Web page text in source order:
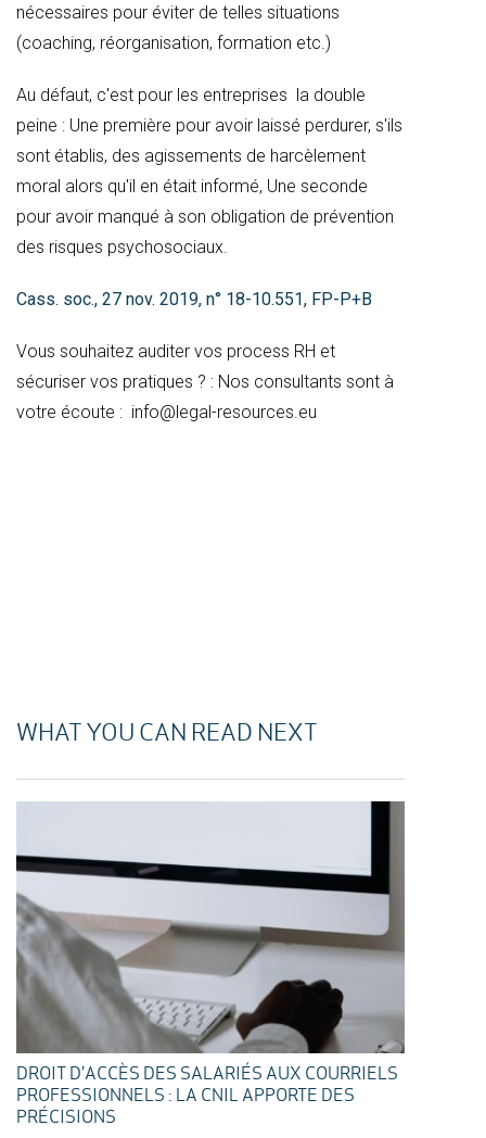
nécessaires pour éviter de telles situations
(coaching, réorganisation, formation etc.)
Au défaut, c'est pour les entreprises la double
peine : Une première pour avoir laissé perdurer, s'ils
sont établis, des agissements de harcèlement
moral alors qu'il en était informé, Une seconde
pour avoir manqué à son obligation de prévention
des risques psychosociaux.
Cass. soc., 27 nov. 2019, n° 18-10.551, FP-P+B
Vous souhaitez auditer vos process RH et
sécuriser vos pratiques ? : Nos consultants sont à
votre écoute : info@legal-resources.eu
WHAT YOU CAN READ NEXT
DROIT D’ACCÈS DES SALARIÉS AUX COURRIELS
PROFESSIONNELS : LA CNIL APPORTE DES
PRÉCISIONS